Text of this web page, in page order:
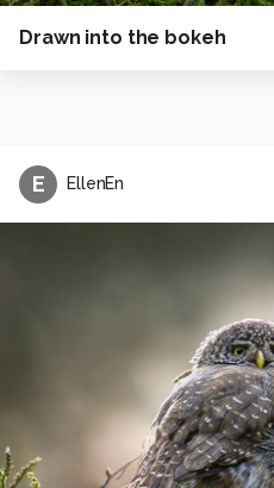
Drawn into the bokeh
E EllenEn